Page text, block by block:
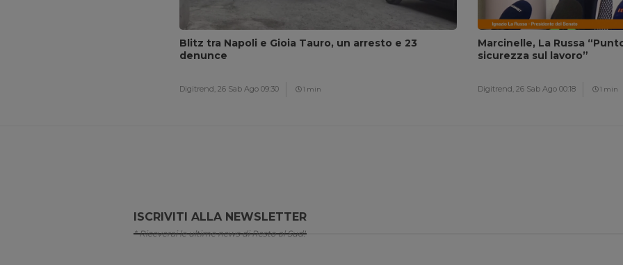
Blitz tra Napoli e Gioia Tauro, un arresto e 23
denunce
Digitrend, 26 Sab Ago 09:30 1 min
Marcinelle, La Russa
sicurezza sul lavoro”
Digitrend, 26 Sab Ago 00:18 1 min
ISCRIVITI ALLA NEWSLETTER
* Riceverai le ultime news di Resto al Sud!